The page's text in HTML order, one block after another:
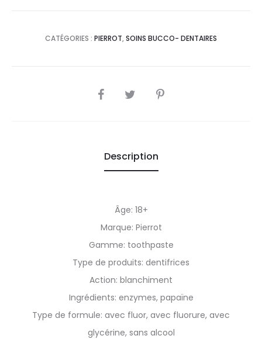
CATÉGORIES : PIERROT, SOINS BUCCO- DENTAIRES
SHARE
Description
Âge: 18+
Marque: Pierrot
Gamme: toothpaste
Type de produits: dentifrices
Action: blanchiment
Ingrédients: enzymes, papaïne
Type de formule: avec fluor, avec fluorure, avec
glycérine, sans alcool